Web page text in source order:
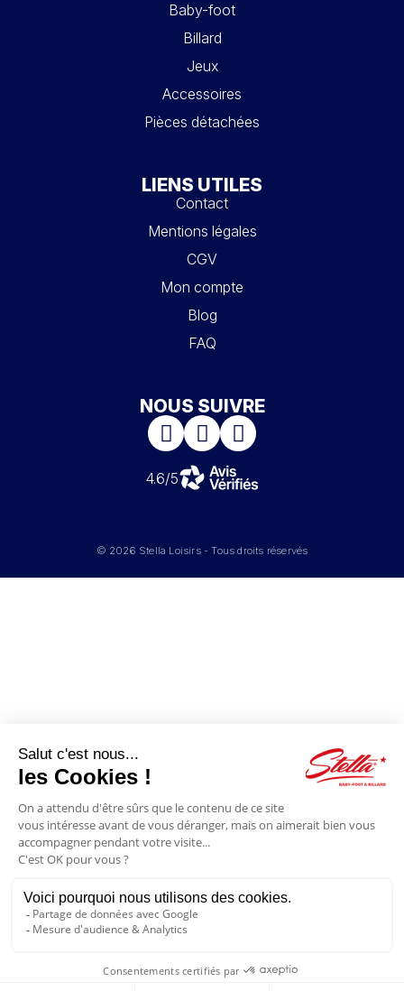
Baby-foot
Billard
Jeux
Accessoires
Pièces détachées
LIENS UTILES
Contact
Mentions légales
CGV
Mon compte
Blog
FAQ
NOUS SUIVRE
4.6/5
© 2026 Stella Loisirs - Tous droits réservés